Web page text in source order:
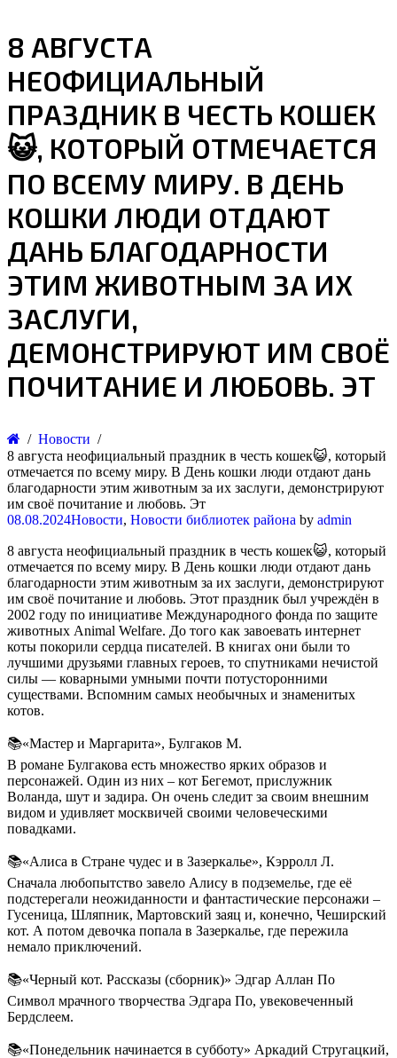
8 АВГУСТА
НЕОФИЦИАЛЬНЫЙ
ПРАЗДНИК В ЧЕСТЬ КОШЕК
😺, КОТОРЫЙ ОТМЕЧАЕТСЯ
ПО ВСЕМУ МИРУ. В ДЕНЬ
КОШКИ ЛЮДИ ОТДАЮТ
ДАНЬ БЛАГОДАРНОСТИ
ЭТИМ ЖИВОТНЫМ ЗА ИХ
ЗАСЛУГИ,
ДЕМОНСТРИРУЮТ ИМ СВОЁ
ПОЧИТАНИЕ И ЛЮБОВЬ. ЭТ
Новости
8 августа неофициальный праздник в честь кошек😺, который
отмечается по всему миру. В День кошки люди отдают дань
благодарности этим животным за их заслуги, демонстрируют
им своё почитание и любовь. Эт
08.08.2024Новости, Новости библиотек района by admin
8 августа неофициальный праздник в честь кошек😺, который
отмечается по всему миру. В День кошки люди отдают дань
благодарности этим животным за их заслуги, демонстрируют
им своё почитание и любовь. Этот праздник был учреждён в
2002 году по инициативе Международного фонда по защите
животных Animal Welfare. До того как завоевать интернет
коты покорили сердца писателей. В книгах они были то
лучшими друзьями главных героев, то спутниками нечистой
силы — коварными умными почти потусторонними
существами. Вспомним самых необычных и знаменитых
котов.
📚«Мастер и Маргарита», Булгаков М.
В романе Булгакова есть множество ярких образов и
персонажей. Один из них – кот Бегемот, прислужник
Воланда, шут и задира. Он очень следит за своим внешним
видом и удивляет москвичей своими человеческими
повадками.
📚«Алиса в Стране чудес и в Зазеркалье», Кэрролл Л.
Сначала любопытство завело Алису в подземелье, где её
подстерегали неожиданности и фантастические персонажи –
Гусеница, Шляпник, Мартовский заяц и, конечно, Чеширский
кот. А потом девочка попала в Зазеркалье, где пережила
немало приключений.
📚«Черный кот. Рассказы (сборник)» Эдгар Аллан По
Символ мрачного творчества Эдгара По, увековеченный
Бердслеем.
📚«Понедельник начинается в субботу» Аркадий Стругацкий,